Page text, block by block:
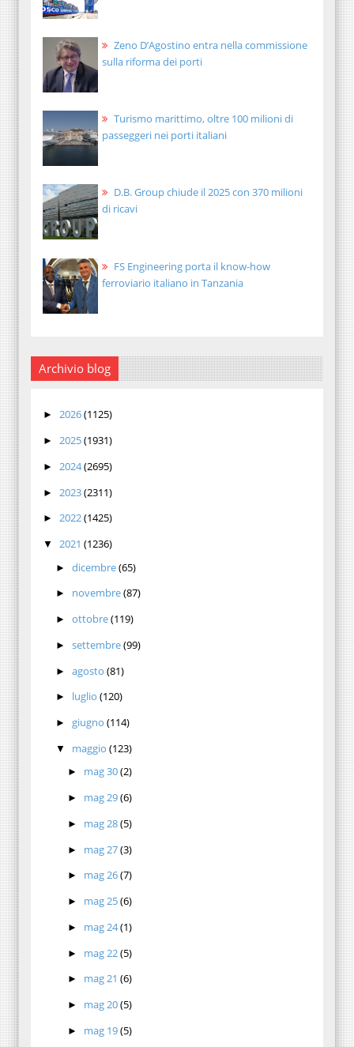
Zeno D’Agostino entra nella commissione
sulla riforma dei porti
Turismo marittimo, oltre 100 milioni di
passeggeri nei porti italiani
D.B. Group chiude il 2025 con 370 milioni
di ricavi
FS Engineering porta il know-how
ferroviario italiano in Tanzania
Archivio blog
► 2026(1125)
► 2025(1931)
► 2024(2695)
► 2023(2311)
► 2022(1425)
▼ 2021 (1236)
► dicembre(65)
► novembre(87)
► ottobre(119)
► settembre(99)
► agosto (81)
► luglio (120)
► giugno (114)
▼ maggio (123)
► mag 30(2)
► mag 29(6)
► mag 28(5)
► mag 27(3)
► mag 26(7)
► mag 25(6)
► mag 24(1)
► mag 22(5)
► mag 21(6)
► mag 20(5)
► mag 19(5)